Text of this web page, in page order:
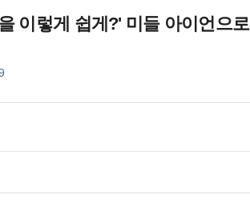
이렇게 쉽게?' 미들 아이언으